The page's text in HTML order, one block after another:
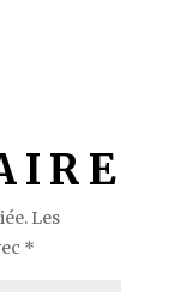
Les
*